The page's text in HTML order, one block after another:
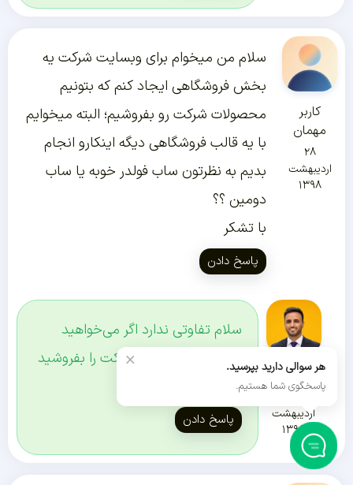
کاربر
مهمان
۲۸
اردیبهشت
۱۳۹۸
سلام من میخوام برای وبسایت شرکت یه
بخش فروشگاهی ایجاد کنم که بتونیم
محصولات شرکت رو بفروشیم؛ البته میخوایم
با یه قالب فروشگاهی دیگه اینکارو انجام
بدیم به نظرتون ساب فولدر خوبه یا ساب
دومین ؟؟
با تشکر
پاسخ دادن
رضا راد
۲۸
اردیبهشت
۱۳۹۸
سلام تفاوتی ندارد اگر می‌خواهید
محصولات مرتبط با شرکت را بفروشید
ساب فولدر بهتر هست.
پاسخ دادن
× هر سوالی دارید بپرسید.
پاسخگوی شما هستیم.